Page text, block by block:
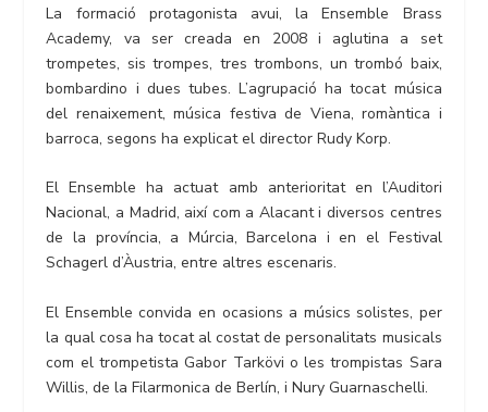
La formació protagonista avui, la Ensemble Brass
Academy, va ser creada en 2008 i aglutina a set
trompetes, sis trompes, tres trombons, un trombó baix,
bombardino i dues tubes. L’agrupació ha tocat música
del renaixement, música festiva de Viena, romàntica i
barroca, segons ha explicat el director Rudy Korp.
El Ensemble ha actuat amb anterioritat en l’Auditori
Nacional, a Madrid, així com a Alacant i diversos centres
de la província, a Múrcia, Barcelona i en el Festival
Schagerl d’Àustria, entre altres escenaris.
El Ensemble convida en ocasions a músics solistes, per
la qual cosa ha tocat al costat de personalitats musicals
com el trompetista Gabor Tarkövi o les trompistas Sara
Willis, de la Filarmonica de Berlín, i Nury Guarnaschelli.